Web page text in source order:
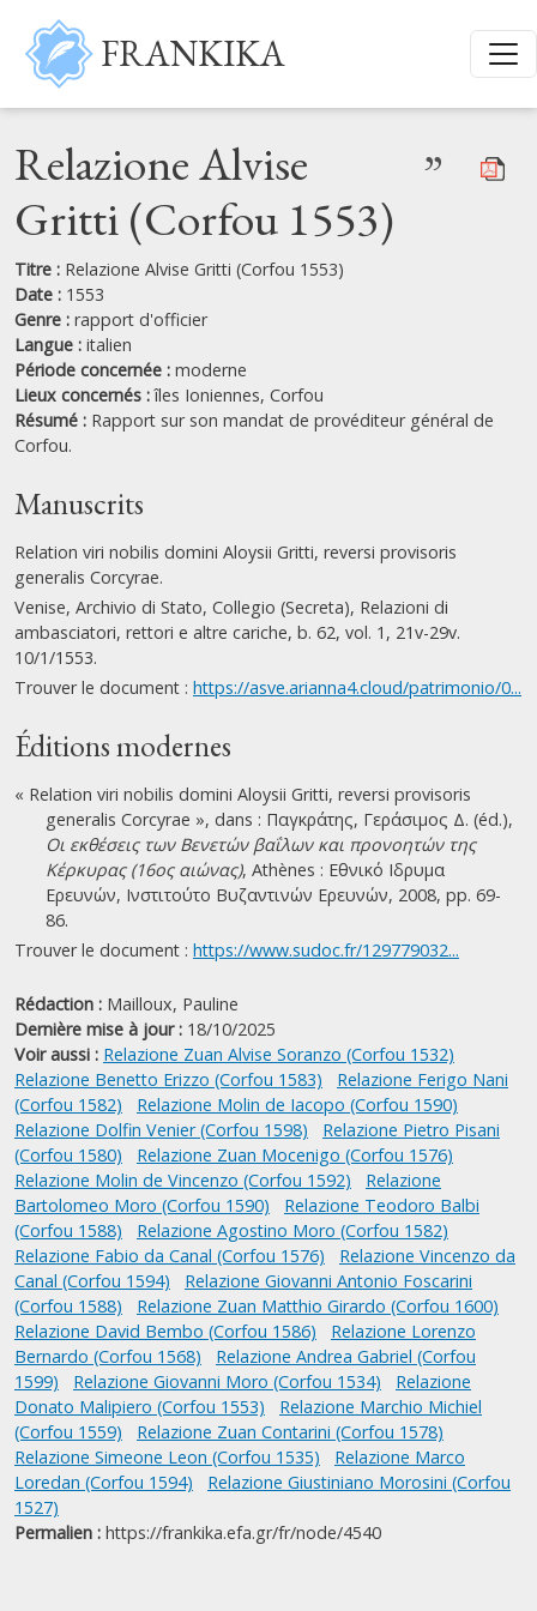
Aller au contenu principal
FRANKIKA
Relazione Alvise
Gritti (Corfou 1553)
”
Titre : Relazione Alvise Gritti (Corfou 1553)
Date : 1553
Genre : rapport d'officier
Langue : italien
Période concernée : moderne
Lieux concernés :îles Ioniennes, Corfou
Résumé : Rapport sur son mandat de provéditeur général de
Corfou.
Manuscrits
Relation viri nobilis domini Aloysii Gritti, reversi provisoris
generalis Corcyrae.
Venise, Archivio di Stato, Collegio (Secreta), Relazioni di
ambasciatori, rettori e altre cariche, b. 62, vol. 1, 21v-29v.
10/1/1553.
Trouver le document : https://asve.arianna4.cloud/patrimonio/0...
Éditions modernes
« Relation viri nobilis domini Aloysii Gritti, reversi provisoris
generalis Corcyrae », dans : Παγκράτης, Γεράσιμος Δ. (éd.),
Οι εκθέσεις των Βενετών βαΐλων και προνοητών της
Κέρκυρας (16ος αιώνας), Athènes : Εθνικό Ιδρυμα
Ερευνών, Ινστιτούτο Βυζαντινών Ερευνών, 2008, pp. 69-
86.
Trouver le document : https://www.sudoc.fr/129779032...
Rédaction : Mailloux, Pauline
Dernière mise à jour : 18/10/2025
Voir aussi : Relazione Zuan Alvise Soranzo (Corfou 1532)
Relazione Benetto Erizzo (Corfou 1583)
Relazione Ferigo Nani
(Corfou 1582)
Relazione Molin de Iacopo (Corfou 1590)
Relazione Dolfin Venier (Corfou 1598)
Relazione Pietro Pisani
(Corfou 1580)
Relazione Zuan Mocenigo (Corfou 1576)
Relazione Molin de Vincenzo (Corfou 1592)
Relazione
Bartolomeo Moro (Corfou 1590)
Relazione Teodoro Balbi
(Corfou 1588)
Relazione Agostino Moro (Corfou 1582)
Relazione Fabio da Canal (Corfou 1576)
Relazione Vincenzo da
Canal (Corfou 1594)
Relazione Giovanni Antonio Foscarini
(Corfou 1588)
Relazione Zuan Matthio Girardo (Corfou 1600)
Relazione David Bembo (Corfou 1586)
Relazione Lorenzo
Bernardo (Corfou 1568)
Relazione Andrea Gabriel (Corfou
1599)
Relazione Giovanni Moro (Corfou 1534)
Relazione
Donato Malipiero (Corfou 1553)
Relazione Marchio Michiel
(Corfou 1559)
Relazione Zuan Contarini (Corfou 1578)
Relazione Simeone Leon (Corfou 1535)
Relazione Marco
Loredan (Corfou 1594)
Relazione Giustiniano Morosini (Corfou
1527)
Permalien : https://frankika.efa.gr/fr/node/4540